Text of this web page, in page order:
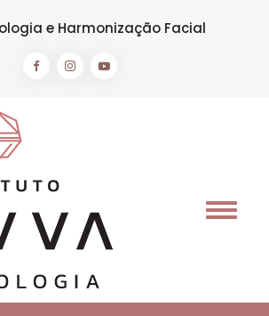
e Harmonização Facial